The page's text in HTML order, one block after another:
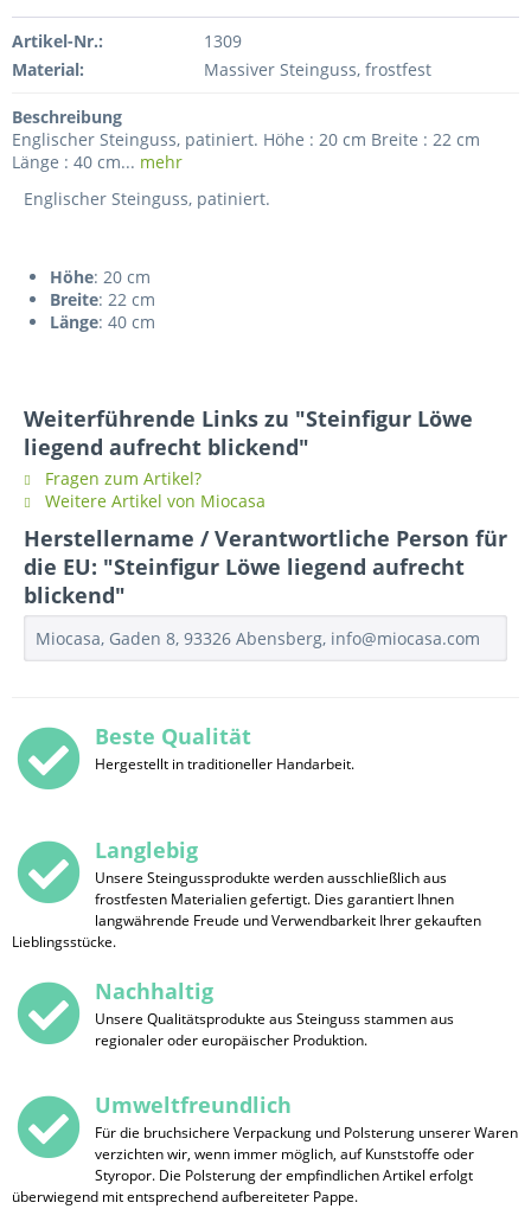
Artikel-Nr.:
1309
Material:
Massiver Steinguss, frostfest
Beschreibung
Englischer Steinguss, patiniert. Höhe : 20 cm Breite : 22 cm
Länge : 40 cm... mehr
Englischer Steinguss, patiniert.
Höhe: 20 cm
Breite: 22 cm
Länge: 40 cm
Weiterführende Links zu "Steinfigur Löwe
liegend aufrecht blickend"
Fragen zum Artikel?
Weitere Artikel von Miocasa
Herstellername / Verantwortliche Person für
die EU: "Steinfigur Löwe liegend aufrecht
blickend"
Miocasa, Gaden 8, 93326 Abensberg, info@miocasa.com
Beste Qualität
Hergestellt in traditioneller Handarbeit.
Langlebig
Unsere Steingussprodukte werden ausschließlich aus
frostfesten Materialien gefertigt. Dies garantiert Ihnen
langwährende Freude und Verwendbarkeit Ihrer gekauften
Lieblingsstücke.
Nachhaltig
Unsere Qualitätsprodukte aus Steinguss stammen aus
regionaler oder europäischer Produktion.
Umweltfreundlich
Für die bruchsichere Verpackung und Polsterung unserer Waren
verzichten wir, wenn immer möglich, auf Kunststoffe oder
Styropor. Die Polsterung der empfindlichen Artikel erfolgt
überwiegend mit entsprechend aufbereiteter Pappe.